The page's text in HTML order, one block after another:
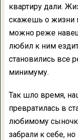
квартиру дали.
скажешь о жизни
можно реже
любил к ним
становились все
минимуму.
Так шло время,
превратилась в
любимому
забрали к себе,